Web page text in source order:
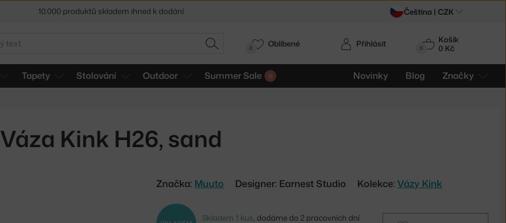
HLEDAT 0
Košík
0 Kč
Tapety Stolování Outdoor Summer Sale Novinky Blog Značky
Přihlásit
0 Oblíbené
Váza Kink H26, sand
Značka: Muuto Designer: Earnest Studio Kolekce:Vázy Kink
Skladem 1 kus, dodáme do 2 pracovních dní
Sleva 5 % pro odběratelenewsletteru Čeština | CZK